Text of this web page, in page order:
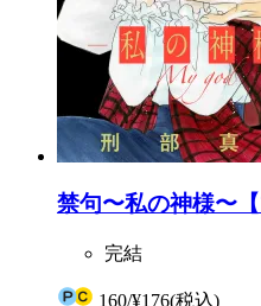
禁句〜私の神様〜
完結
160/¥176(税込)